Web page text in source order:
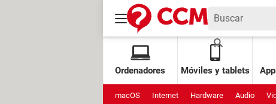
Ordenadores Móviles y tablets
macOS Internet Hardware Audio